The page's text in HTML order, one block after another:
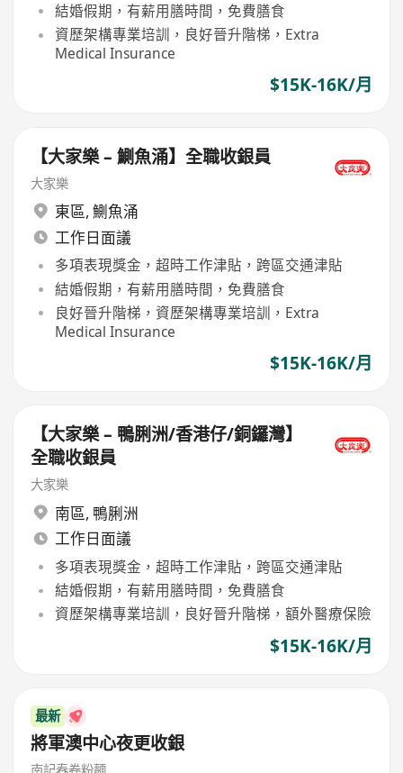
結婚假期，有薪用膳時間，免費膳食
資歷架構專業培訓，良好晉升階梯，Extra
Medical Insurance
$15K-16K/月
【大家樂 – 鰂魚涌】全職收銀員
大家樂
東區, 鰂魚涌
工作日面議
多項表現獎金，超時工作津貼，跨區交通津貼
結婚假期，有薪用膳時間，免費膳食
良好晉升階梯，資歷架構專業培訓，Extra
Medical Insurance
$15K-16K/月
【大家樂 – 鴨脷洲/香港仔/銅鑼灣】
全職收銀員
大家樂
南區, 鴨脷洲
工作日面議
多項表現獎金，超時工作津貼，跨區交通津貼
結婚假期，有薪用膳時間，免費膳食
資歷架構專業培訓，良好晉升階梯，額外醫療保險
$15K-16K/月
最新
將軍澳中心夜更收銀